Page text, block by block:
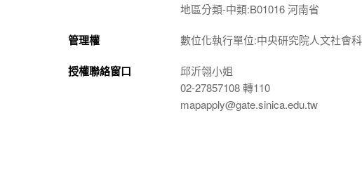
地區分類-中類:B01016 河南省
管理權 數位化執行單位:中央研究院人文社會
授權聯絡窗口
邱沂翎小姐
02-27857108 轉110
mapapply@gate.sinica.edu.tw